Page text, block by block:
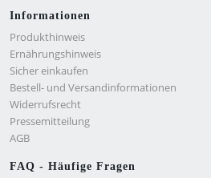
Informationen
Produkthinweis
Ernährungshinweis
Sicher einkaufen
Bestell- und Versandinformationen
Widerrufsrecht
Pressemitteilung
AGB
FAQ - Häufige Fragen